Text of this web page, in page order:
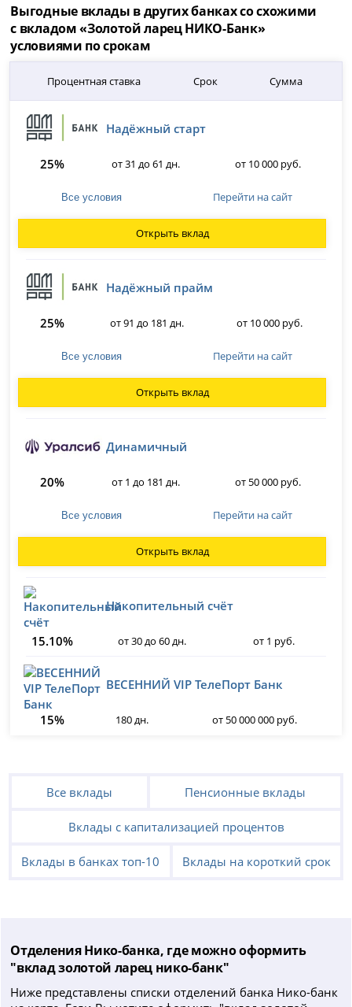
Выгодные вклады в других банках со схожими
с вкладом «Золотой ларец НИКО-Банк»
условиями по срокам
Процентная ставка Срок Сумма
Надёжный старт
25% от 31 до 61 дн. от 10 000 руб.
Все условия Перейти на сайт
Открыть вклад
Надёжный прайм
25% от 91 до 181 дн. от 10 000 руб.
Все условия Перейти на сайт
Открыть вклад
Динамичный
20% от 1 до 181 дн. от 50 000 руб.
Все условия Перейти на сайт
Открыть вклад
Накопительный счёт
15.10% от 30 до 60 дн. от 1 руб.
ВЕСЕННИЙ VIP ТелеПорт Банк
15% 180 дн. от 50 000 000 руб.
Все вклады Пенсионные вклады
Вклады с капитализацией процентов
Вклады в банках топ-10 Вклады на короткий срок
Отделения Нико-банка, где можно оформить
"вклад золотой ларец нико-банк"
Ниже представлены списки отделений банка Нико-банк